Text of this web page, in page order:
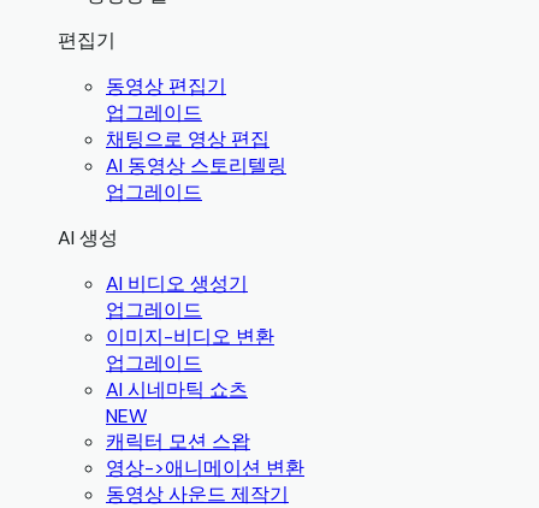
편집기
동영상 편집기
업그레이드
채팅으로 영상 편집
AI 동영상 스토리텔링
업그레이드
AI 생성
AI 비디오 생성기
업그레이드
이미지-비디오 변환
업그레이드
AI 시네마틱 쇼츠
NEW
캐릭터 모션 스왑
영상->애니메이션 변환
동영상 사운드 제작기